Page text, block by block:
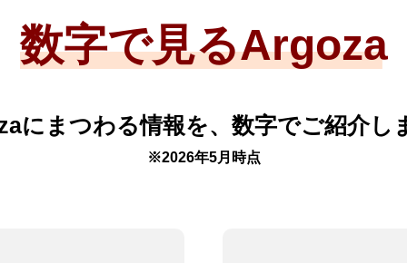
数字で見るArgoza
にまつわる情報を、数字でご紹介し
※2026年5月時点